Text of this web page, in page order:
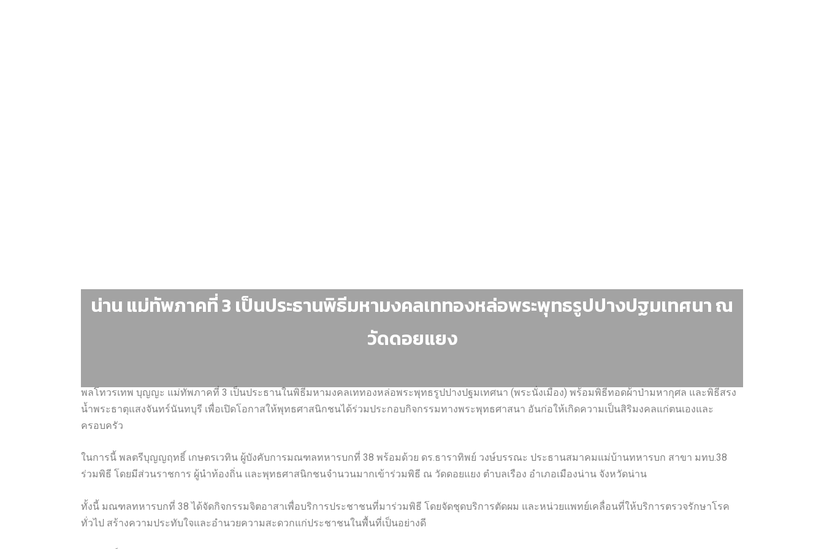
น่าน แม่ทัพภาคที่ 3 เป็นประธานพิธีมหามงคลเททองหล่อพระพุทธรูปปางปฐมเทศนา ณ
วัดดอยแยง
พลโทวรเทพ บุญญะ แม่ทัพภาคที่ 3 เป็นประธานในพิธีมหามงคลเททองหล่อพระพุทธรูปปางปฐมเทศนา (พระนั่งเมือง) พร้อมพิธีทอดผ้าป่ามหากุศล และพิธีสรง
น้ำพระธาตุแสงจันทร์นันทบุรี เพื่อเปิดโอกาสให้พุทธศาสนิกชนได้ร่วมประกอบกิจกรรมทางพระพุทธศาสนา อันก่อให้เกิดความเป็นสิริมงคลแก่ตนเองและ
ครอบครัว
ในการนี้ พลตรีบุญญฤทธิ์ เกษตรเวทิน ผู้บังคับการมณฑลทหารบกที่ 38 พร้อมด้วย ดร.ธาราทิพย์ วงษ์บรรณะ ประธานสมาคมแม่บ้านทหารบก สาขา มทบ.38
ร่วมพิธี โดยมีส่วนราชการ ผู้นำท้องถิ่น และพุทธศาสนิกชนจำนวนมากเข้าร่วมพิธี ณ วัดดอยแยง ตำบลเรือง อำเภอเมืองน่าน จังหวัดน่าน
ทั้งนี้ มณฑลทหารบกที่ 38 ได้จัดกิจกรรมจิตอาสาเพื่อบริการประชาชนที่มาร่วมพิธี โดยจัดชุดบริการตัดผม และหน่วยแพทย์เคลื่อนที่ให้บริการตรวจรักษาโรค
ทั่วไป สร้างความประทับใจและอำนวยความสะดวกแก่ประชาชนในพื้นที่เป็นอย่างดี